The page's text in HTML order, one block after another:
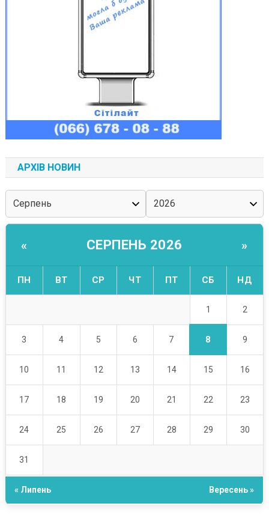
АРХІВ НОВИН
« СЕРПЕНЬ 2026 »
ПН ВТ СР ЧТ ПТ СБ НД
1 2
3 4 5 6 7 8 9
10 11 12 13 14 15 16
17 18 19 20 21 22 23
24 25 26 27 28 29 30
31
« Липень Вересень »